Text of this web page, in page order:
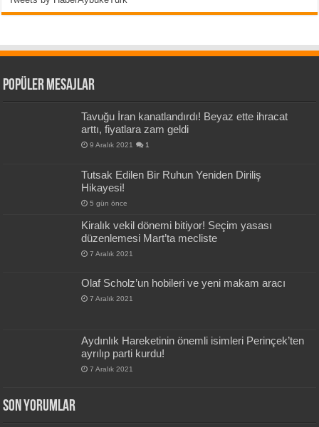
Popüler Mesajlar
Tavuğu İran kanatlandırdı! Beyaz ette ihracat
arttı, fiyatlara zam geldi
9 Aralık 2021 1
Tutsak Edilen Bir Ruhun Yeniden Diriliş
Hikayesi!
5 gün önce
Kiralık vekil dönemi bitiyor! Seçim yasası
düzenlemesi Mart’ta mecliste
7 Aralık 2021
Olaf Scholz’un hobileri ve yeni makam aracı
7 Aralık 2021
Aydınlık Hareketinin önemli isimleri Perinçek’ten
ayrılıp parti kurdu!
7 Aralık 2021
Son Yorumlar